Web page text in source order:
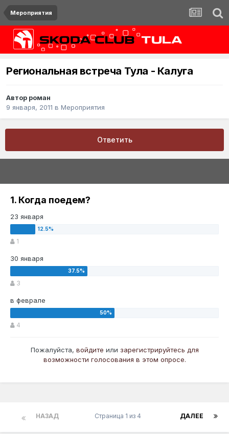
Мероприятия
Региональная встреча Тула - Калуга
Автор роман
9 января, 2011 в Мероприятия
Ответить
1. Когда поедем?
23 января
1
30 января
3
в феврале
4
Пожалуйста, войдите или зарегистрируйтесь для
возможности голосования в этом опросе.
НАЗАД ДАЛЕЕ
Страница 1 из 4